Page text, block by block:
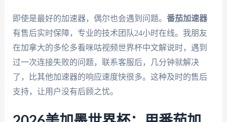
即使是最好的加速器，偶尔也会遇到问题。 番茄加速器
有售后实时保障，专业的技术团队24小时在线。我朋友
在加拿大的多伦多看咪咕视频世界杯中文解说时，遇到
过一次连接失败的问题，联系客服后，几分钟就解决
了，比其他加速器的响应速度快很多。这种及时的售后
支持，让用户没有后顾之忧。